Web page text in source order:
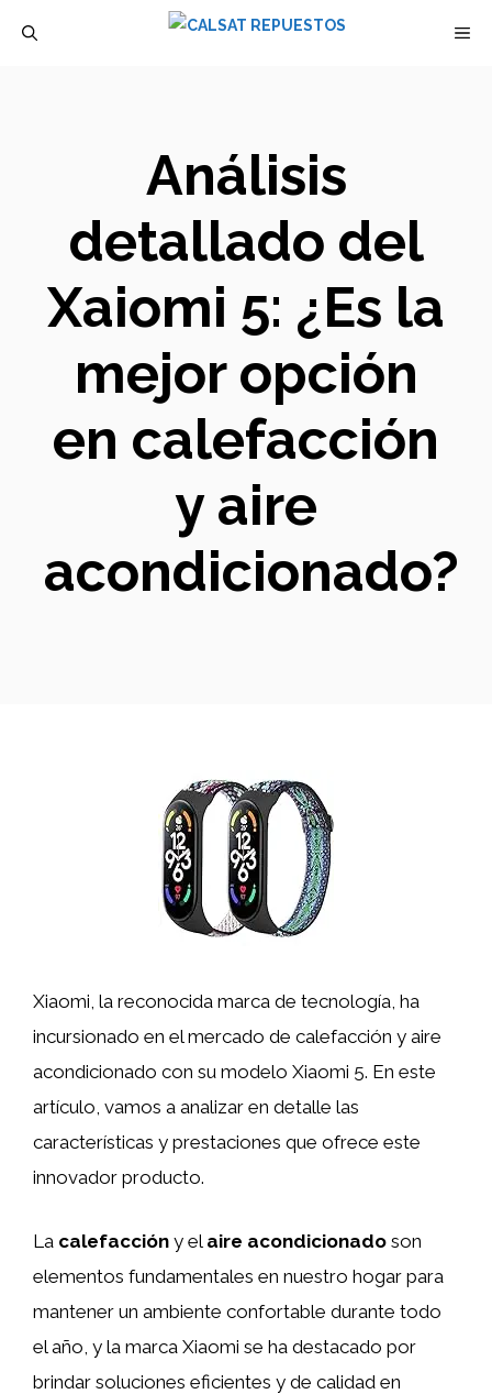
Análisis
detallado del
Xaiomi 5: ¿Es la
mejor opción
en calefacción
y aire
acondicionado?
Xiaomi, la reconocida marca de tecnología, ha
incursionado en el mercado de calefacción y aire
acondicionado con su modelo Xiaomi 5. En este
artículo, vamos a analizar en detalle las
características y prestaciones que ofrece este
innovador producto.
La calefacción y el aire acondicionado son
elementos fundamentales en nuestro hogar para
mantener un ambiente confortable durante todo
el año, y la marca Xiaomi se ha destacado por
brindar soluciones eficientes y de calidad en